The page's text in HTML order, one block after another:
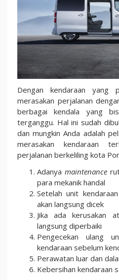
Dengan kendaraan yang
merasakan perjalanan
berbagai kendala yang
terganggu. Hal ini sudah
dan mungkin Anda adalah
merasakan kendaraan
perjalanan berkeliling kota
Adanyamaintenance
para mekanik handal
Setelah unit
akan langsung dicek
Jika ada kerusakan
langsung diperbaiki
Pengecekan ulang
kendaraan sebelum
Perawatan luar dan
Kebersihan kendaraan